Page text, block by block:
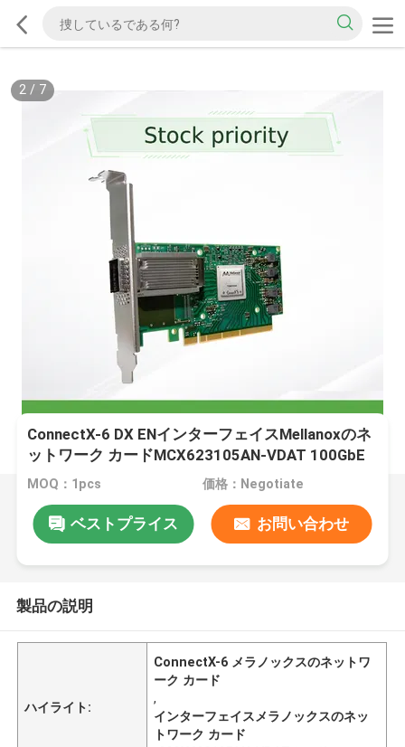
2/ 7
ConnectX-6 DX ENインターフェイスMellanoxのネ
ットワーク カードMCX623105AN-VDAT 100GbE
デュアル ポートQSFP56
MOQ：1pcs 価格：Negotiate
ベストプライス お問い合わせ
製品の説明
ハイライト:
ConnectX-6 メラノックスのネットワ
ーク カード
,
インターフェイスメラノックスのネッ
トワーク カード